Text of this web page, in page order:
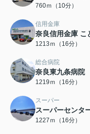
760ｍ（10分）
信用金庫
奈良信用金庫 こ
1213ｍ（16分）
総合病院
奈良東九条病院
1219ｍ（16分）
スーパー
スーパーセン
1227ｍ（16分）